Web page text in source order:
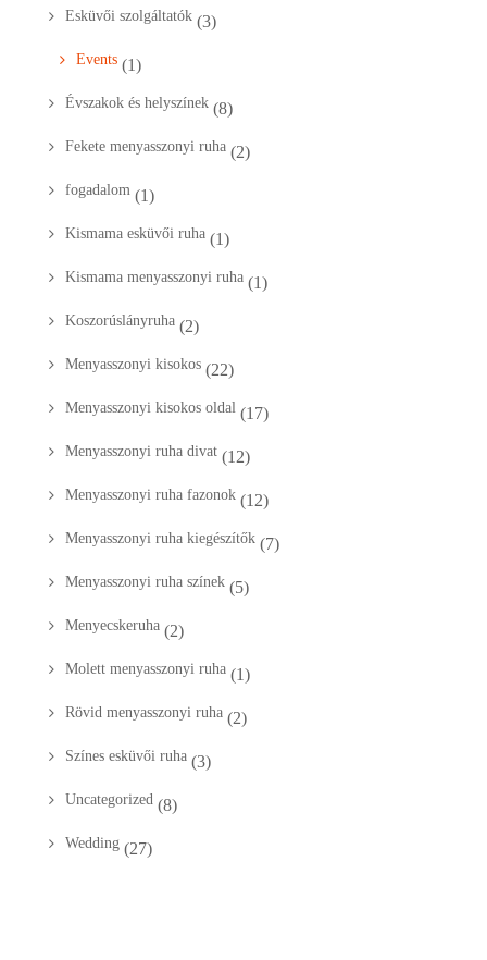
Esküvői szolgáltatók (3)
Events (1)
Évszakok és helyszínek (8)
Fekete menyasszonyi ruha (2)
fogadalom (1)
Kismama esküvői ruha (1)
Kismama menyasszonyi ruha (1)
Koszorúslányruha (2)
Menyasszonyi kisokos (22)
Menyasszonyi kisokos oldal (17)
Menyasszonyi ruha divat (12)
Menyasszonyi ruha fazonok (12)
Menyasszonyi ruha kiegészítők (7)
Menyasszonyi ruha színek (5)
Menyecskeruha (2)
Molett menyasszonyi ruha (1)
Rövid menyasszonyi ruha (2)
Színes esküvői ruha (3)
Uncategorized (8)
Wedding (27)